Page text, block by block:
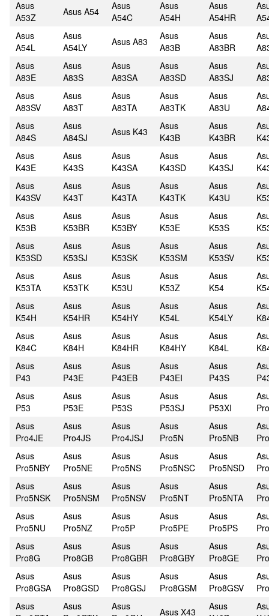
Asus
A53Z
Asus A54
Asus
A54C
Asus
A54H
Asus
A54HR
Asus
A54L
Asus
A54LY
Asus A83
Asus
A83B
Asus
A83BR
Asus
A83E
Asus
A83S
Asus
A83SA
Asus
A83SD
Asus
A83SJ
Asus
A83SV
Asus
A83T
Asus
A83TA
Asus
A83TK
Asus
A83U
Asus
A84S
Asus
A84SJ
Asus K43
Asus
K43B
Asus
K43BR
Asus
K43E
Asus
K43S
Asus
K43SA
Asus
K43SD
Asus
K43SJ
Asus
K43SV
Asus
K43T
Asus
K43TA
Asus
K43TK
Asus
K43U
Asus
K53B
Asus
K53BR
Asus
K53BY
Asus
K53E
Asus
K53S
Asus
K53SD
Asus
K53SJ
Asus
K53SK
Asus
K53SM
Asus
K53SV
Asus
K53TA
Asus
K53TK
Asus
K53U
Asus
K53Z
Asus
K54
Asus
K54H
Asus
K54HR
Asus
K54HY
Asus
K54L
Asus
K54LY
Asus
K84C
Asus
K84H
Asus
K84HR
Asus
K84HY
Asus
K84L
Asus
P43
Asus
P43E
Asus
P43EB
Asus
P43EI
Asus
P43S
Asus
P53
Asus
P53E
Asus
P53S
Asus
P53SJ
Asus
P53XI
Asus
Pro4JE
Asus
Pro4JS
Asus
Pro4JSJ
Asus
Pro5N
Asus
Pro5NB
Asus
Pro5NBY
Asus
Pro5NE
Asus
Pro5NS
Asus
Pro5NSC
Asus
Pro5NSD
Asus
Pro5NSK
Asus
Pro5NSM
Asus
Pro5NSV
Asus
Pro5NT
Asus
Pro5NTA
Asus
Pro5NU
Asus
Pro5NZ
Asus
Pro5P
Asus
Pro5PE
Asus
Pro5PS
Asus
Pro8G
Asus
Pro8GB
Asus
Pro8GBR
Asus
Pro8GBY
Asus
Pro8GE
Asus
Pro8GSA
Asus
Pro8GSD
Asus
Pro8GSJ
Asus
Pro8GSM
Asus
Pro8GSV
Asus
Asus
Asus
Asus X43
Asus